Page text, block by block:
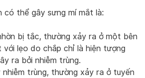
có thể gây sưng mí mắt là:
bị tắc, thường xảy ra ở một bên
với lẹo do chắp chỉ là hiện tượng
ra bởi nhiễm trùng.
nhiễm trùng, thường xảy ra ở tuyến